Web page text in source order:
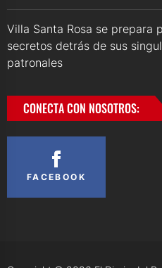
Villa Santa Rosa se prepara
secretos detrás de sus
patronales
CONECTA CON NOSOTROS:
FACEBOOK